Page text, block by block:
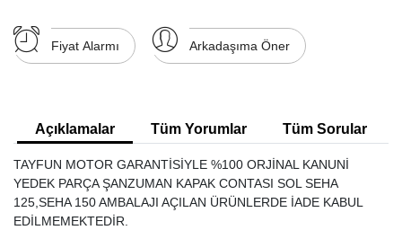
Fiyat Alarmı Arkadaşıma Öner
Açıklamalar Tüm Yorumlar Tüm Sorular
TAYFUN MOTOR GARANTİSİYLE %100 ORJİNAL KANUNİ
YEDEK PARÇA ŞANZUMAN KAPAK CONTASI SOL SEHA
125,SEHA 150 AMBALAJI AÇILAN ÜRÜNLERDE İADE KABUL
EDİLMEMEKTEDİR.